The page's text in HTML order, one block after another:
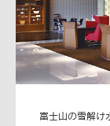
富士山の雪解け